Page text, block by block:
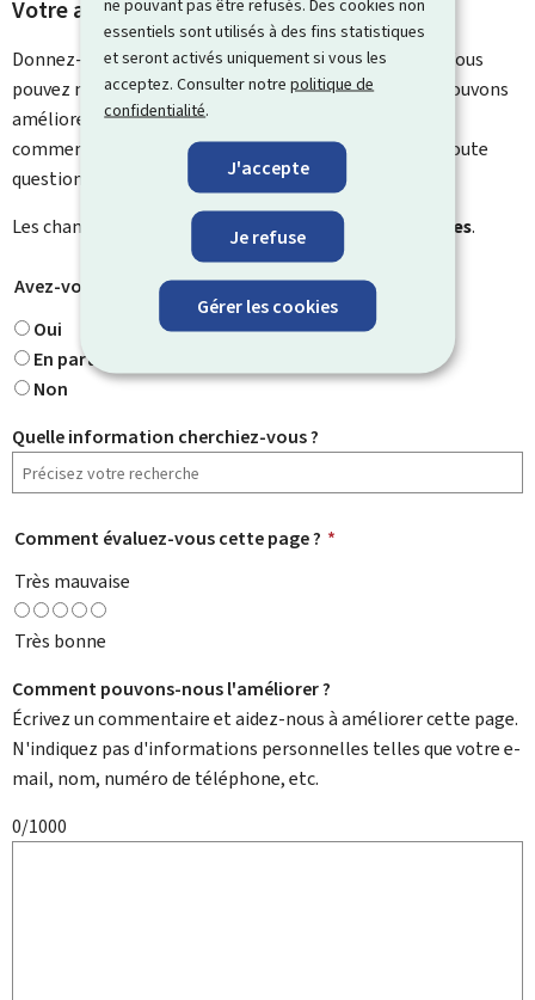
ne pouvant pas être refusés. Des cookies non
essentiels sont utilisés à des fins statistiques
et seront activés uniquement si vous les
acceptez. Consulter notrepolitique de
confidentialité.
J'accepte
Je refuse
Gérer les cookies
Votre avis nous intéresse
Donnez-nous votre avis sur le contenu de cette page. Vous
pouvez nous laisser un commentaire sur ce que nous pouvons
améliorer. Vous ne recevrez pas de réponse à votre
commentaire. Utilisez le formulaire de contact pour toute
question particulière.
Les champs marqués d’une étoile (
) sont obligatoires.
Avez-vous trouvé ce que vous cherchiez ? *
Oui
En partie
Non
Quelle information cherchiez-vous ?
Comment évaluez-vous cette page ? *
Très mauvaise
Très bonne
Comment pouvons-nous l'améliorer ?
Écrivez un commentaire et aidez-nous à améliorer cette page.
N'indiquez pas d'informations personnelles telles que votre e-
mail, nom, numéro de téléphone, etc.
0/1000